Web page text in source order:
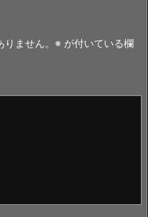
ません。 ※ が付いている欄